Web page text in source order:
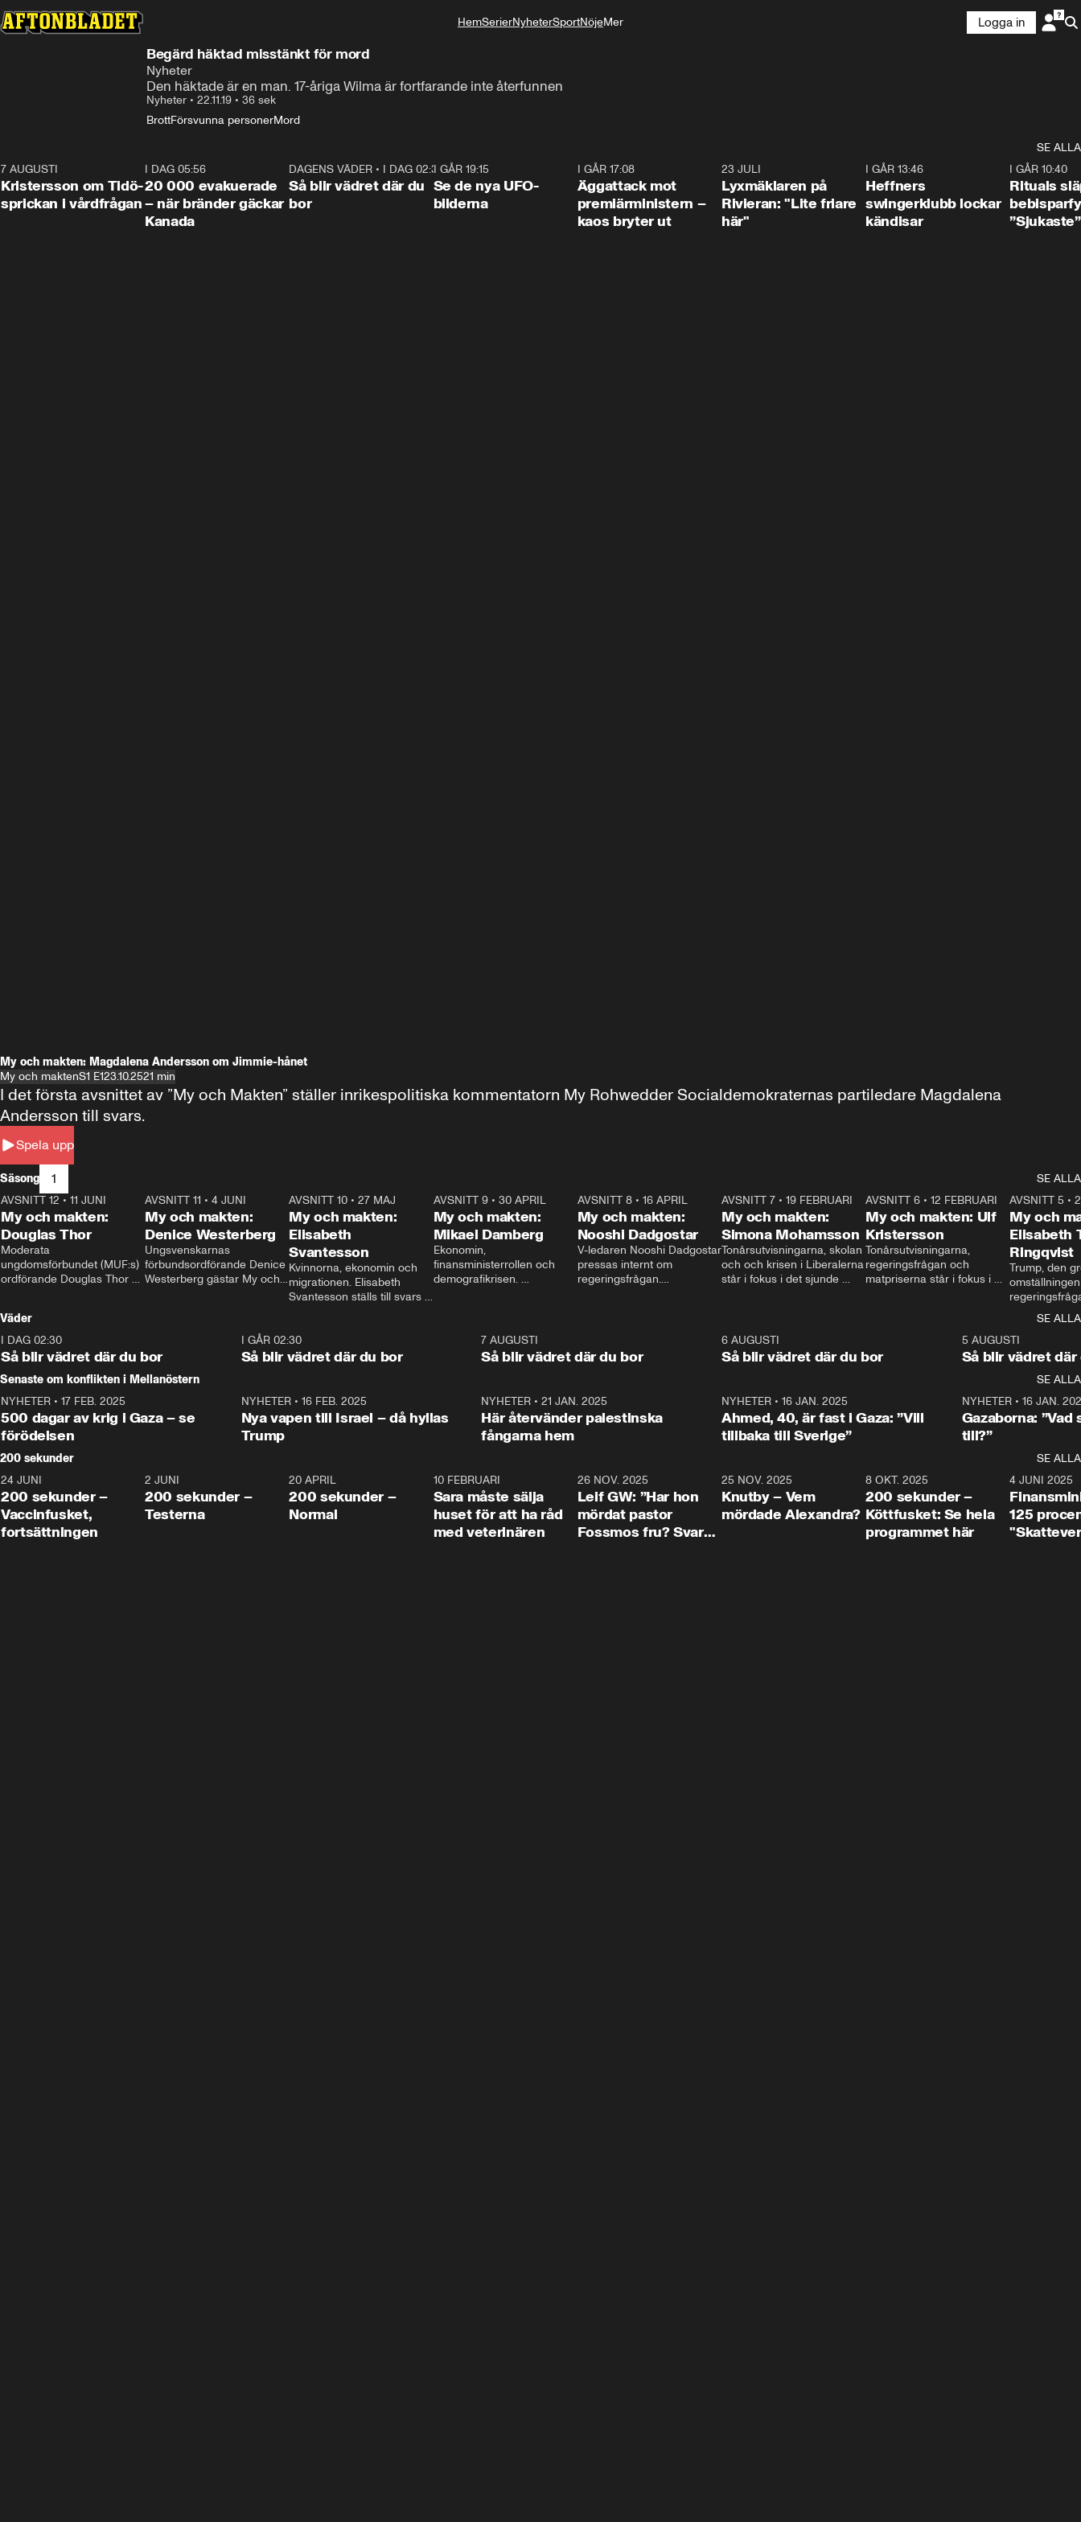
HemSerierNyheterSportNöjeMer
Logga in
Begärd häktad misstänkt för mord
Nyheter
Den häktade är en man. 17-åriga Wilma är fortfarande inte återfunnen
Nyheter • 22.11.19 • 36 sek
BrottFörsvunna personerMord
SE ALLA
7 AUGUSTI
Kristersson om Tidö-
sprickan i vårdfrågan
I DAG 05:56
20 000 evakuerade
– när bränder gäckar
Kanada
1:06
DAGENS VÄDER • I DAG 02:30
Så blir vädret där du
bor
I GÅR 19:15
Se de nya UFO-
bilderna
I GÅR 17:08
Äggattack mot
premiärministern –
kaos bryter ut
23 JULI
Lyxmäklaren på
Rivieran: "Lite friare
här"
I GÅR 13:46
Heffners
swingerklubb lockar
kändisar
I GÅR 10:40
Rituals
”Sjukaste”
My och makten: Magdalena Andersson om Jimmie-hånet
My och maktenS1 E123.10.2521 min
Spela upp
I det första avsnittet av ”My och Makten” ställer inrikespolitiska kommentatorn My Rohwedder Socialdemokraternas partiledare Magdalena
Andersson till svars.
Säsong 1
SE ALLA
26:27
AVSNITT 12 • 11 JUNI
My och makten:
Douglas Thor
Moderata
ungdomsförbundet (MUF:s)
ordförande Douglas Thor
tonårsutvisningarna och hur
Moderaterna ska locka
väljare till valet i höst.
23:40
AVSNITT 11 •4 JUNI
My och makten:
Denice Westerberg
Ungsvenskarnas
förbundsordförande Denice
Westerberg gästar My och
AVSNITT 10 •27 MAJ
My och makten:
Elisabeth
Svantesson
Kvinnorna, ekonomin och
migrationen. Elisabeth
Svantesson ställs till svars
AVSNITT 9• 30 APRIL
My och makten:
Mikael Damberg
Ekonomin,
finansministerrollen och
demografikrisen.
och Makten.
AVSNITT 8• 16 APRIL
My och makten:
Nooshi Dadgostar
V-ledaren Nooshi Dadgostar
pressas internt om
regeringsfrågan.
– Vi ställer upp i val. Ska vi
vara med så sitter vi förstås
24:30
AVSNITT 7• 19 FEBRUARI
My och makten:
Simona Mohamsson
Tonårsutvisningarna, skolan
och och krisen i Liberalerna
står i fokus i det sjunde
kommentator My
Rohwedder ställer
utbildnings- och
Mohamsson till svars.
27:30
AVSNITT 6 •12 FEBRUARI
My och makten: Ulf
Kristersson
Tonårsutvisningarna,
regeringsfrågan och
matpriserna står i fokus i
Rohwedder ställer
statsminister Ulf Kristersson
AVSNITT 5 •
My och
Elisabeth
Ringqvist
Trump, den
centrum i
avsnittet av
Makten”. Se
Aftonbladets
Rohwedder
Thand Ring
Väder
SE ALLA
I DAG 02:30
Så blir vädret där du bor
1:06
I GÅR 02:30
Så blir vädret där du bor
7 AUGUSTI
Så blir vädret där du bor
6 AUGUSTI
Så blir vädret där du bor
5 AUGUSTI
Så blir vädret där
Senaste om konflikten i Mellanöstern
SE ALLA
NYHETER • 17 FEB. 2025
500 dagar av krig i Gaza – se
förödelsen
NYHETER• 16 FEB. 2025
Nya vapen till Israel – då hyllas
Trump
NYHETER •21 JAN. 2025
Här återvänder palestinska
fångarna hem
NYHETER• 16 JAN. 2025
Ahmed, 40, är fast i Gaza: ”Vill
tillbaka till Sverige”
NYHETER• 16 JAN.
Gazaborna:
till?”
200 sekunder
SE ALLA
5:00
24 JUNI
200 sekunder –
Vaccinfusket,
fortsättningen
4:23
2 JUNI
200 sekunder –
Testerna
20 APRIL
200 sekunder –
Normal
10 FEBRUARI
Sara måste sälja
huset för att ha råd
med veterinären
26 NOV. 2025
Leif GW: ”Har hon
mördat pastor
Fossmos fru? Svar
31:05
25 NOV. 2025
Knutby – Vem
mördade Alexandra?
4:29
8 OKT. 2025
200 sekunder –
Köttfusket: Se hela
programmet här
4 JUNI 2025
125